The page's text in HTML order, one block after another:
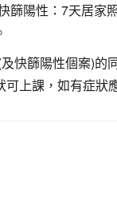
陽性：7天居家
快篩陽性個案)的
可上課，如有症狀